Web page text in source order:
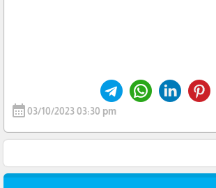
calendar_month03/10/2023 03:30 pm